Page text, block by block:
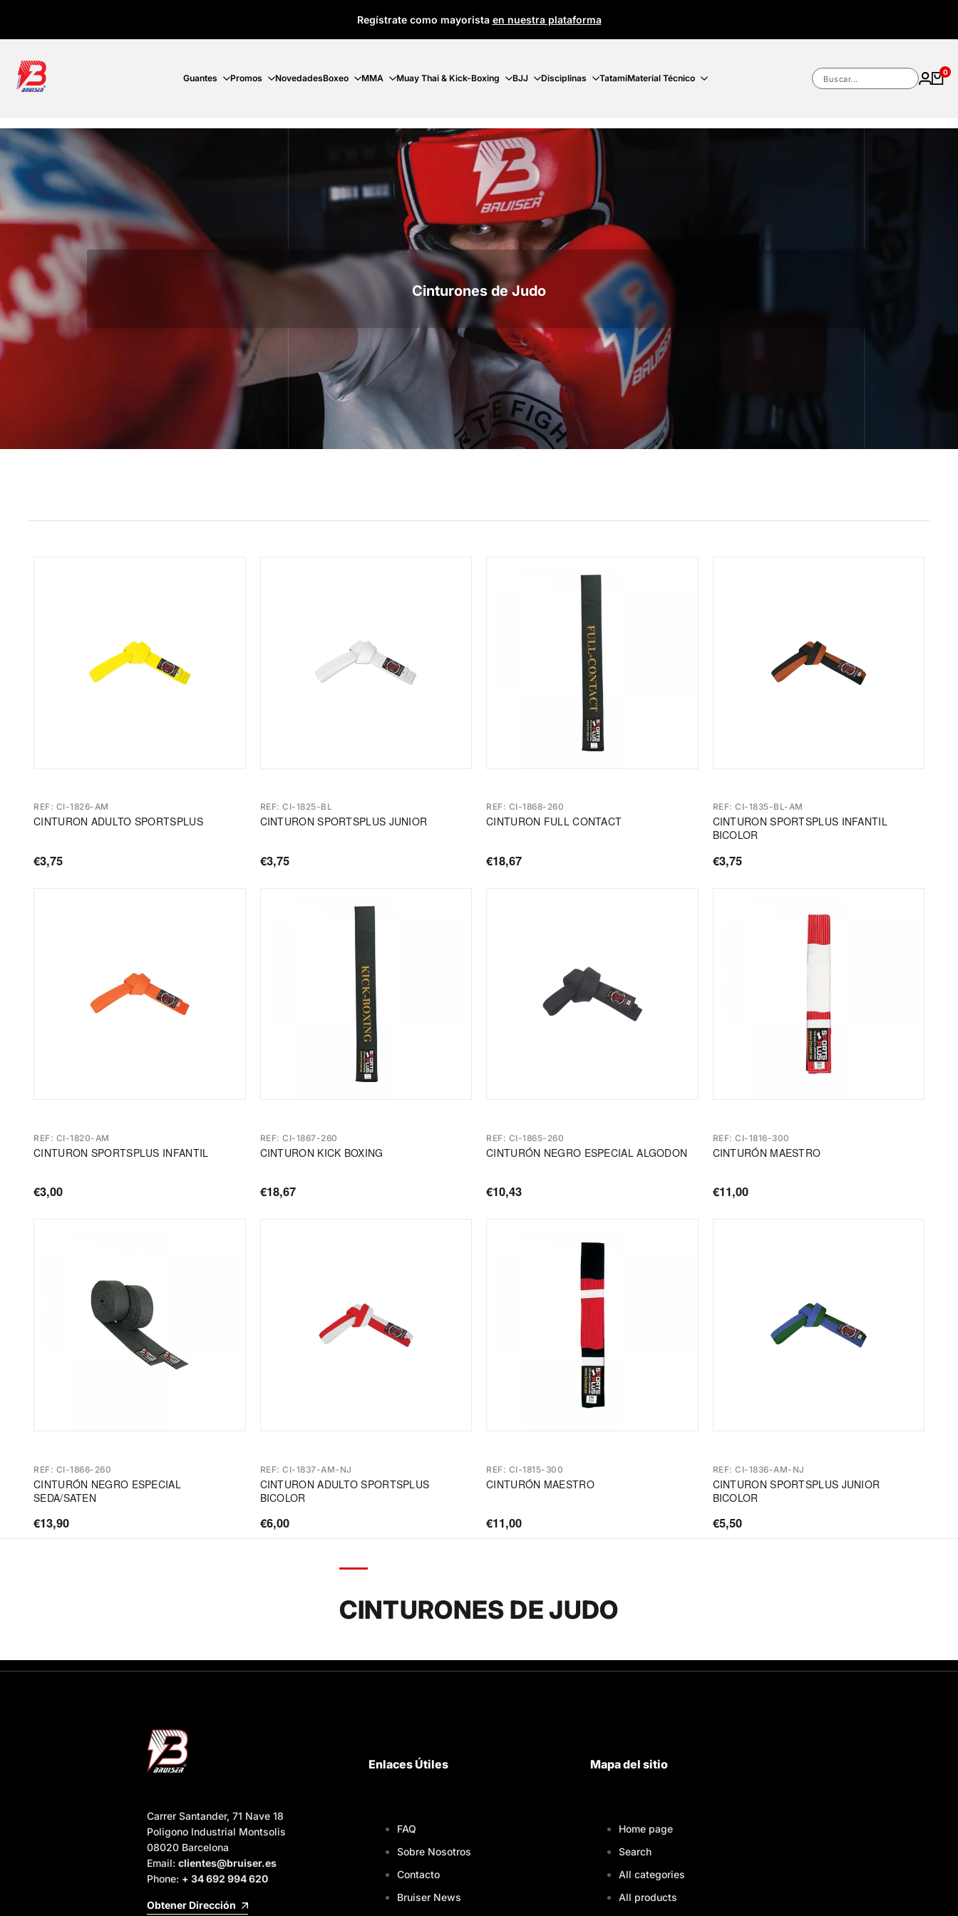
Regístrate como mayorista en nuestra plataforma
Guantes Promos NovedadesBoxeo MMA Muay Thai & Kick-Boxing BJJ Disciplinas TatamiMaterial Técnico Buscar...
0
Cinturones de Judo
REF: CI-1826-AM
CINTURON ADULTO SPORTSPLUS
Precio
€3,75
REF: CI-1825-BL
CINTURON SPORTSPLUS JUNIOR
Precio
€3,75
REF: CI-1868-260
CINTURON FULL CONTACT
Precio
€18,67
REF: CI-1835-BL-AM
CINTURON SPORTSPLUS INFANTIL
BICOLOR
Precio
€3,75
REF: CI-1820-AM
CINTURON SPORTSPLUS INFANTIL
Precio
€3,00
REF: CI-1867-260
CINTURON KICK BOXING
Precio
€18,67
REF: CI-1865-260
CINTURÓN NEGRO ESPECIAL ALGODON
Precio
€10,43
REF: CI-1816-300
CINTURÓN MAESTRO
Precio
€11,00
REF: CI-1866-260
CINTURÓN NEGRO ESPECIAL
SEDA/SATEN
Precio
€13,90
REF: CI-1837-AM-NJ
CINTURON ADULTO SPORTSPLUS
BICOLOR
Precio
€6,00
REF: CI-1815-300
CINTURÓN MAESTRO
Precio
€11,00
REF: CI-1836-AM-NJ
CINTURON SPORTSPLUS JUNIOR
BICOLOR
Precio
€5,50
CINTURONES DE JUDO
Carrer Santander, 71 Nave 18
Poligono Industrial Montsolis
08020 Barcelona
Email: clientes@bruiser.es
Phone: + 34 692 994 620
Obtener Dirección
Enlaces Útiles
FAQ
Sobre Nosotros
Contacto
Bruiser News
Mapa del sitio
Home page
Search
All categories
All products
al